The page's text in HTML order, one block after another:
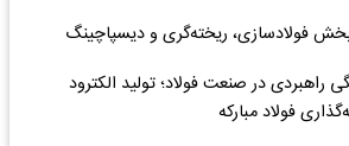
بخش فولادسازی، ریخته‌گری و دیسپاچینگ
راهبردی در صنعت فولاد؛ تولید الکترود
فولاد مبارکه